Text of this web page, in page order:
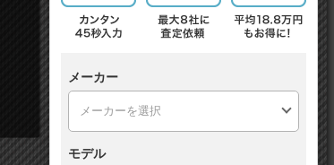
メーカー
モデル